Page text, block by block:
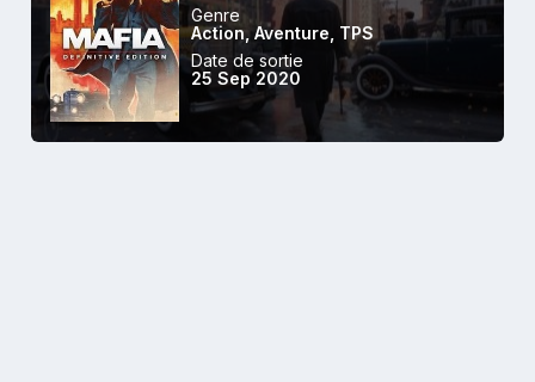
Genre
Action,Aventure TPS
Date de sortie
25 Sep 2020